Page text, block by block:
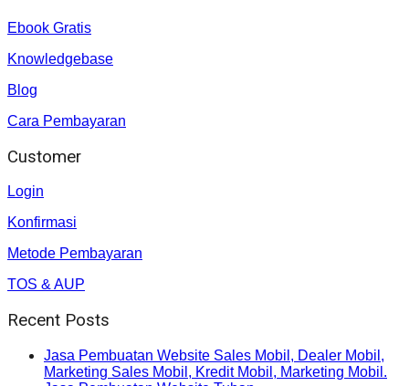
Ebook Gratis
Knowledgebase
Blog
Cara Pembayaran
Customer
Login
Konfirmasi
Metode Pembayaran
TOS & AUP
Recent Posts
Jasa Pembuatan Website Sales Mobil, Dealer Mobil,
Marketing Sales Mobil, Kredit Mobil, Marketing Mobil.